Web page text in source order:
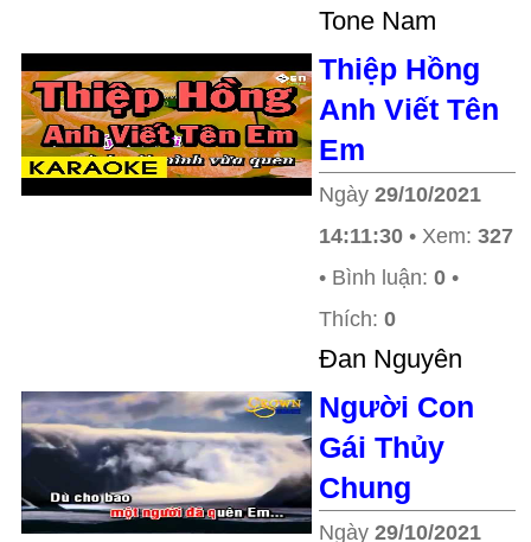
Tone Nam
Thiệp Hồng
Anh Viết Tên
Em
Ngày 29/10/2021
14:11:30 • Xem: 327
• Bình luận: 0 •
Thích: 0
Đan Nguyên
Người Con
Gái Thủy
Chung
Ngày 29/10/2021